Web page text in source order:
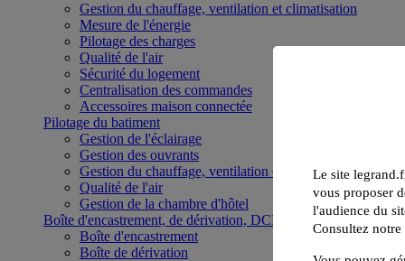
Gestion du chauffage, ventilation et climatisation
Mesure de l'énergie
Pilotage des charges
Qualité de l'air
Sécurité du logement
Centralisation des commandes
Accessoires maison connectée
Pilotage du batiment
Gestion de l'éclairage
Gestion des ouvrants
Gestion du chauffage, ventilation et climatisation
Qualité de l'air
Gestion de la chambre d'hôtel
Boîte d'encastrement, de dérivation, DCL et boîte de sol
Boîte d'encastrement
Boîte de dérivation
Le site
vous proposer
l'audience du
Consultez notre